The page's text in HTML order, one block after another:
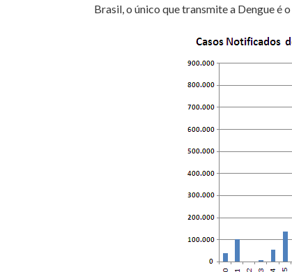
Brasil, o único que transmite a Dengue é o